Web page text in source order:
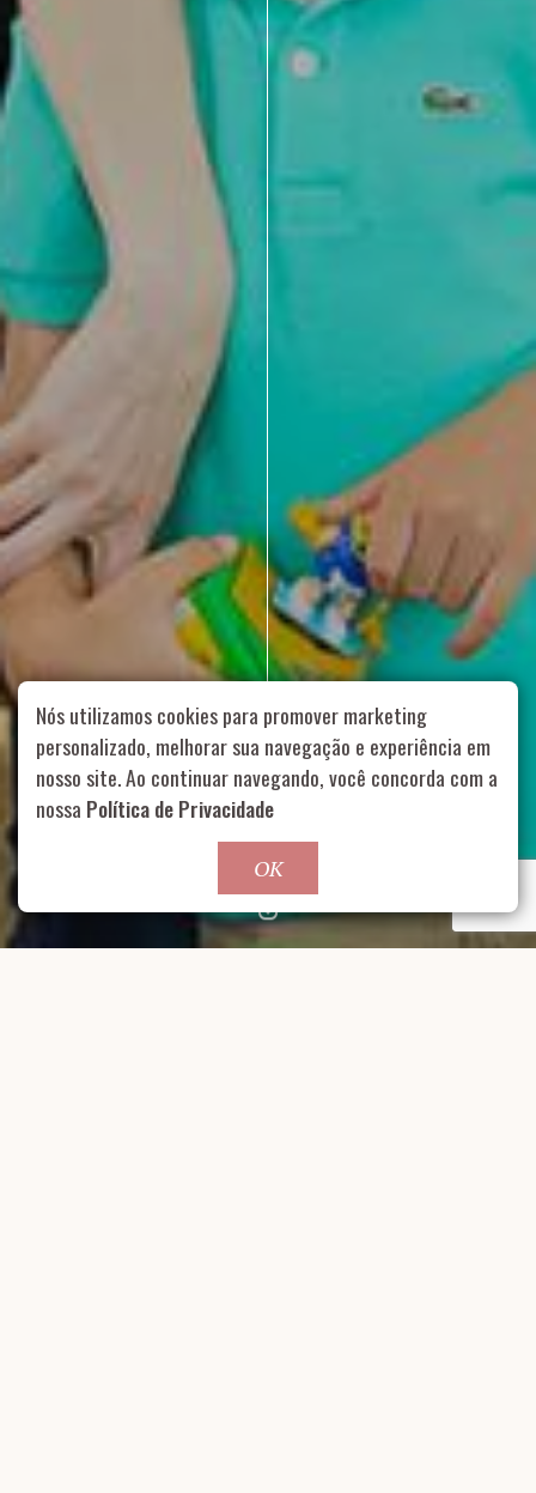
Rua Aurélia, 1714 – Vila Romana, São Paulo – SP | 55 11
99178-5848 | contato@nucleofood.com
Role para continar
Nós utilizamos cookies para promover marketing
personalizado, melhorar sua navegação e experiência em
nosso site. Ao continuar navegando, você concorda com a
nossa Política de Privacidade
OK